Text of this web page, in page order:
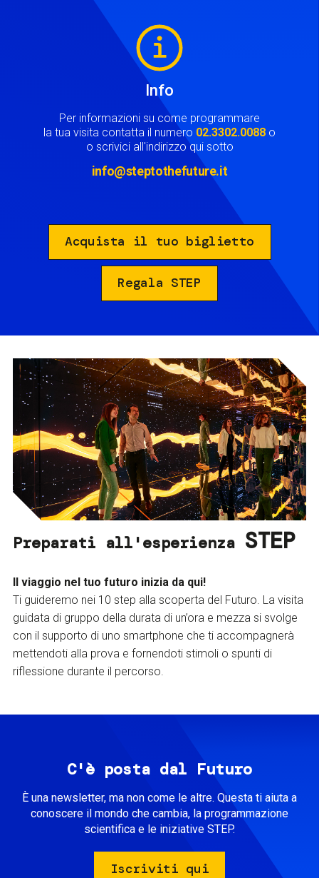
Info
Per informazioni su come programmare
la tua visita contatta il numero 02.3302.0088 o
o scrivici all'indirizzo qui sotto
info@steptothefuture.it
Acquista il tuo biglietto
Regala STEP
Preparati all'esperienza STEP
Il viaggio nel tuo futuro inizia da qui!
Ti guideremo nei 10 step alla scoperta del Futuro. La visita
guidata di gruppo della durata di un’ora e mezza si svolge
con il supporto di uno smartphone che ti accompagnerà
mettendoti alla prova e fornendoti stimoli o spunti di
riflessione durante il percorso.
C'è posta dal Futuro
È una newsletter, ma non come le altre. Questa ti aiuta a
conoscere il mondo che cambia, la programmazione
scientifica e le iniziative STEP.
Iscriviti qui